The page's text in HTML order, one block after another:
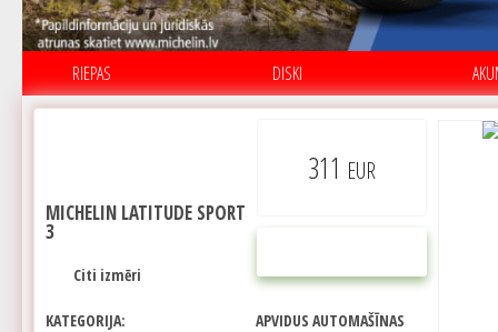
RIEPAS DISKI
311 EUR
MICHELIN LATITUDE SPORT
3
Citi izmēri
KATEGORIJA:
APVIDUS AUTOMAŠĪNAS